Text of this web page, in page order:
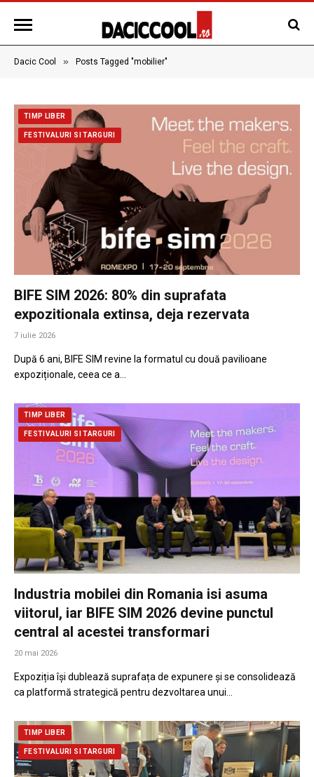
Dacic Cool » Posts Tagged "mobilier"
TIMP LIBER
FESTIVALURI SI TARGURI
BIFE SIM 2026: 80% din suprafata
expozitionala extinsa, deja rezervata
7 iulie 2026
După 6 ani, BIFE SIM revine la formatul cu două pavilioane
expoziționale, ceea ce a…
TIMP LIBER
FESTIVALURI SI TARGURI
Industria mobilei din Romania isi asuma
viitorul, iar BIFE SIM 2026 devine punctul
central al acestei transformari
20 mai 2026
Expoziția își dublează suprafața de expunere și se consolidează
ca platformă strategică pentru dezvoltarea unui…
TIMP LIBER
FESTIVALURI SI TARGURI